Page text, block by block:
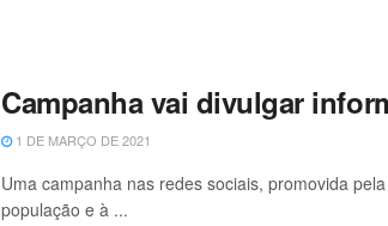
Campanha vai divulgar
1 DE MARÇO DE 2021
Uma campanha nas redes sociais, promovida
população e à ...